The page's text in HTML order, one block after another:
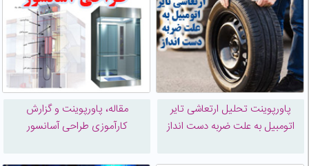
پاورپوینت تحلیل ارتعاشی تایر
اتومبیل به علت ضربه دست انداز
مقاله، پاورپوینت و گزارش
کارآموزی طراحی آسانسور